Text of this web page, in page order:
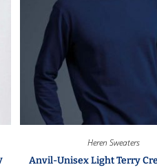
Heren Sweaters
Anvil-Unisex Light Terry